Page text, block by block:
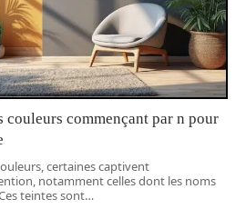
couleurs commençant par n pour
certaines captivent
notamment celles dont les noms
teintes sont…